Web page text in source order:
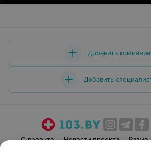
Добавить
Добавить
О проекте Новости проекта